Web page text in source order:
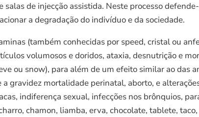
salas de injecção assistida. Neste processo
a degradação do indivíduo e da sociedade.
(também conhecidas por speed, cristal ou
volumosos e doridos, ataxia, desnutrição e
ou snow), para além de um efeito similar ao das
gravidez mortalidade perinatal, aborto, e
indiferença sexual, infecções nos brônquios,
chamon, liamba, erva, chocolate, tablete,